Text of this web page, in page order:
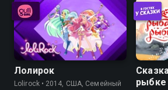
Лолирок
Lolirock • 2014, США, Семейный
рыбке